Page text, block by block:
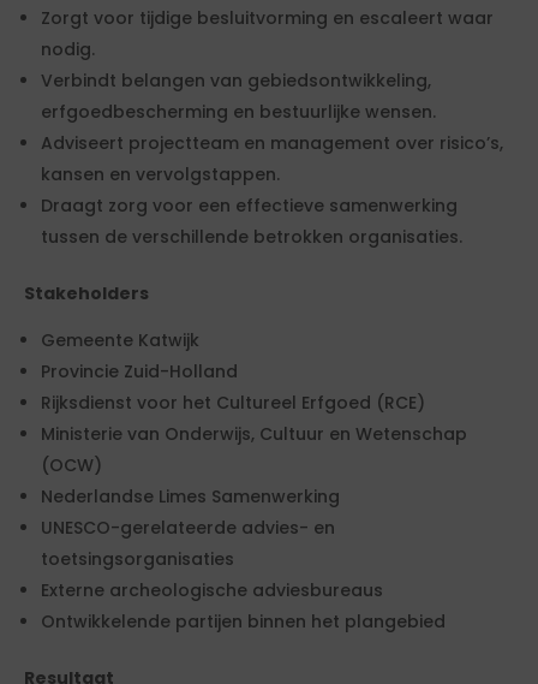
Zorgt voor tijdige besluitvorming en escaleert waar
nodig.
Verbindt belangen van gebiedsontwikkeling,
erfgoedbescherming en bestuurlijke wensen.
Adviseert projectteam en management over risico’s,
kansen en vervolgstappen.
Draagt zorg voor een effectieve samenwerking
tussen de verschillende betrokken organisaties.
Stakeholders
Gemeente Katwijk
Provincie Zuid-Holland
Rijksdienst voor het Cultureel Erfgoed (RCE)
Ministerie van Onderwijs, Cultuur en Wetenschap
(OCW)
Nederlandse Limes Samenwerking
UNESCO-gerelateerde advies- en
toetsingsorganisaties
Externe archeologische adviesbureaus
Ontwikkelende partijen binnen het plangebied
Resultaat